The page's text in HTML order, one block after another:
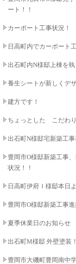
ート！！
カーポート工事状況！
日高町内でカーポート
出石町内N様邸上棟を執
養生シートが新しくデ
建方です！
ちょっとした こだわり
出石町N様邸宅新築工事
豊岡市O様邸新築工事
状況！！
日高町伊府Ｉ様邸本日
豊岡市O様邸新築工事
夏季休業日のお知らせ
出石町M様邸 外壁塗装
豊岡市大磯町豊岡南中